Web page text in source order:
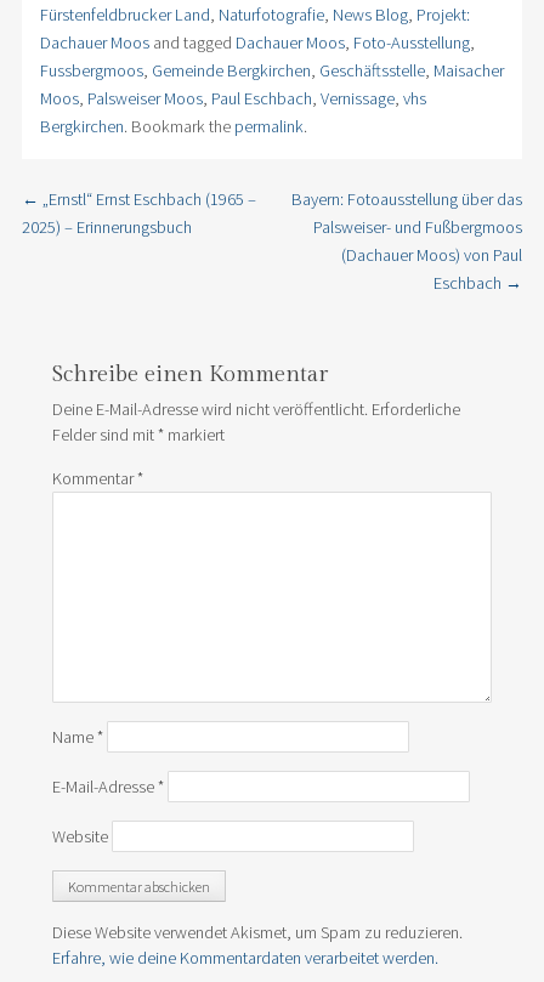
Fürstenfeldbrucker Land, Naturfotografie, News Blog, Projekt:
Dachauer Moosand tagged Dachauer Moos, Foto-Ausstellung,
Fussbergmoos, Gemeinde Bergkirchen, Geschäftsstelle, Maisacher
Moos, Palsweiser Moos, Paul Eschbach, Vernissage, vhs
Bergkirchen. Bookmark the permalink.
Post navigation
← „Ernstl“ Ernst Eschbach (1965 –
2025) – Erinnerungsbuch
Bayern: Fotoausstellung über das
Palsweiser- und Fußbergmoos
(Dachauer Moos) von Paul
Eschbach →
Schreibe einen Kommentar
Deine E-Mail-Adresse wird nicht veröffentlicht. Erforderliche
Felder sind mit*markiert
Kommentar*
Name*
E-Mail-Adresse*
Website
Diese Website verwendet Akismet, um Spam zu reduzieren.
Erfahre, wie deine Kommentardaten verarbeitet werden.